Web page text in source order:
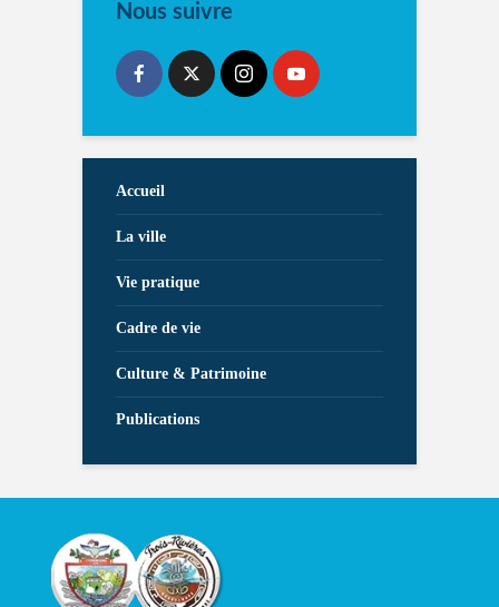
Nous suivre
Accueil
La ville
Vie pratique
Cadre de vie
Culture & Patrimoine
Publications